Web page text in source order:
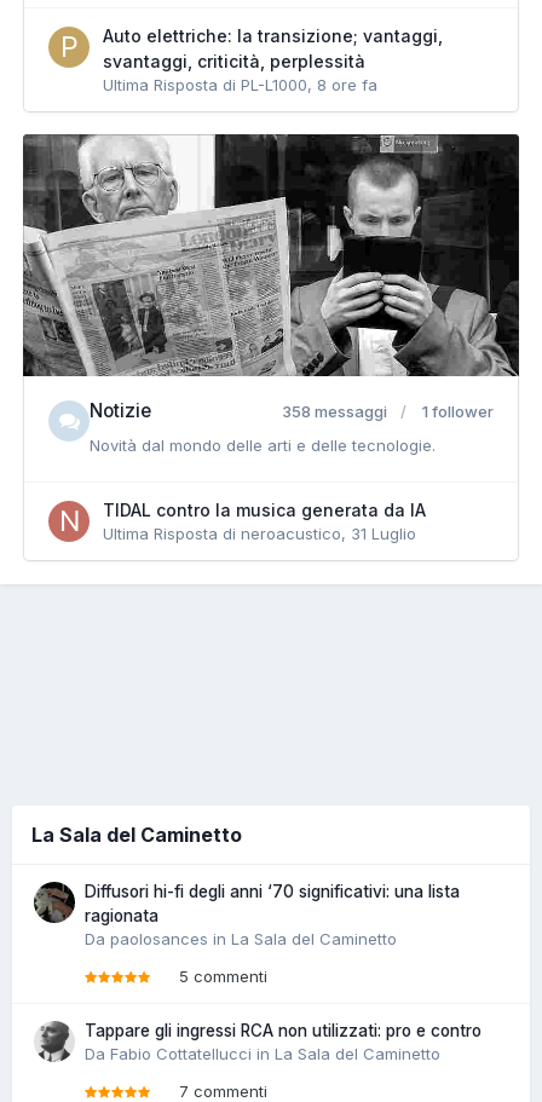
Auto elettriche: la transizione; vantaggi,
svantaggi, criticità, perplessità
Ultima Risposta di PL-L1000, 8 ore fa
Notizie 358 messaggi
1 follower
Novità dal mondo delle arti e delle tecnologie.
TIDAL contro la musica generata da IA
Ultima Risposta di neroacustico, 31 Luglio
La Sala del Caminetto
Diffusori hi-fi degli anni ‘70 significativi: una lista
ragionata
Da paolosances in La Sala del Caminetto
5 commenti
Tappare gli ingressi RCA non utilizzati: pro e contro
Da Fabio Cottatellucci in La Sala del Caminetto
7 commenti